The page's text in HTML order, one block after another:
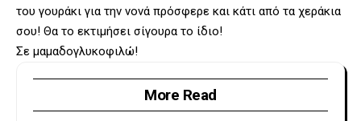
του γουράκι για την νονά πρόσφερε και κάτι από τα χεράκια
σου! Θα το εκτιμήσει σίγουρα το ίδιο!
Σε μαμαδογλυκοφιλώ!
More Read